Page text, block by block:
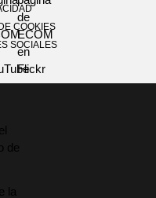
COOKIES
SOCIALES